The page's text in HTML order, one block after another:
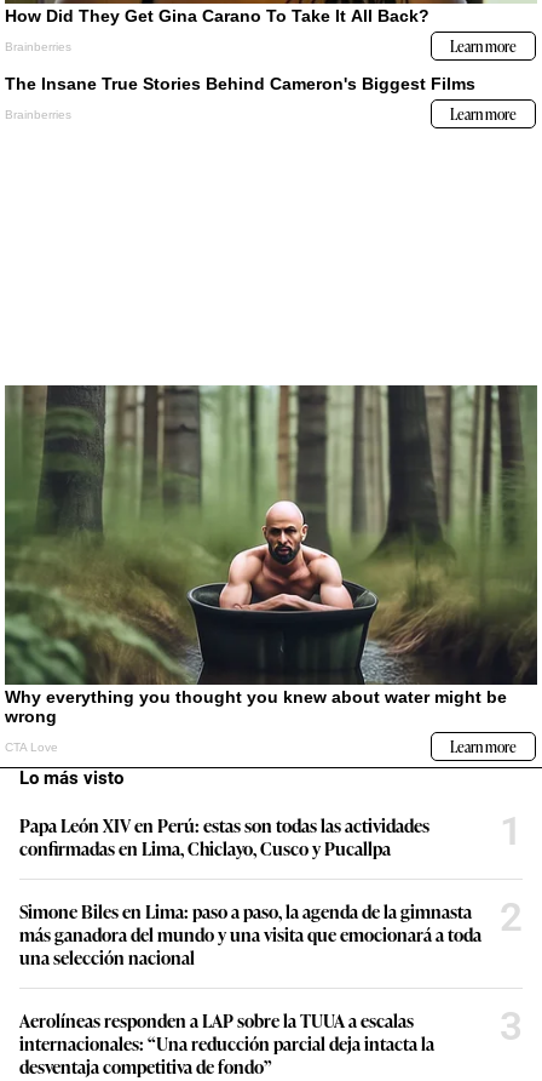
Lo más visto
Papa León XIV en Perú: estas son todas las actividades
confirmadas en Lima, Chiclayo, Cusco y Pucallpa
1
Simone Biles en Lima: paso a paso, la agenda de la gimnasta
más ganadora del mundo y una visita que emocionará a toda
una selección nacional
2
Aerolíneas responden a LAP sobre la TUUA a escalas
internacionales: “Una reducción parcial deja intacta la
desventaja competitiva de fondo”
3